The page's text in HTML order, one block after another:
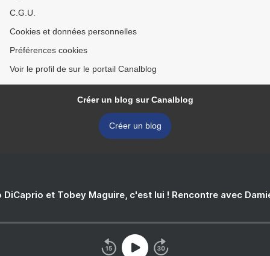
C.G.U.
Cookies et données personnelles
Préférences cookies
Voir le profil de sur le portail Canalblog
Créer un blog sur Canalblog
Créer un blog
DiCaprio et Tobey Maguire, c'est lui ! Rencontre avec